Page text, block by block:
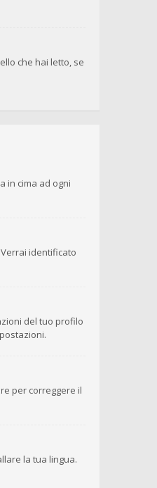
che hai letto, se
in cima ad ogni
identificato
del tuo profilo
per correggere il
la tua lingua.